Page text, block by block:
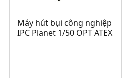
Máy hút bụi công nghiệp
IPC Planet 1/50 OPT ATEX